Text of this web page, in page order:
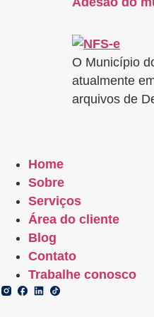
O Município
atualmente
arquivos de
Home
Sobre
Serviços
Área do cliente
Blog
Contato
Trabalhe conosco